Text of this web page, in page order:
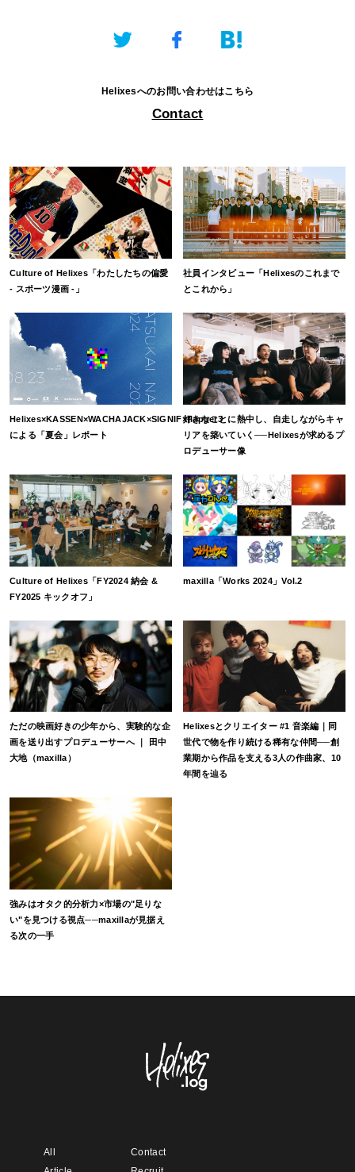
Helixesへのお問い合わせはこちら
Contact
Culture of Helixes「わたしたちの偏愛
- スポーツ漫画 -」
社員インタビュー「Helixesのこれまで
とこれから」
Helixes×KASSEN×WACHAJACK×SIGNIF×flapper3
による「夏会」レポート
好きなことに熱中し、自走しながらキャ
リアを築いていく──Helixesが求めるプ
ロデューサー像
Culture of Helixes「FY2024 納会 &
FY2025 キックオフ」
maxilla「Works 2024」Vol.2
ただの映画好きの少年から、実験的な企
画を送り出すプロデューサーへ ｜ 田中
大地（maxilla）
Helixesとクリエイター #1 音楽編｜同
世代で物を作り続ける稀有な仲間──創
業期から作品を支える3人の作曲家、10
年間を辿る
強みはオタク的分析力×市場の"足りな
い"を見つける視点──maxillaが見据え
る次の一手
All
Contact